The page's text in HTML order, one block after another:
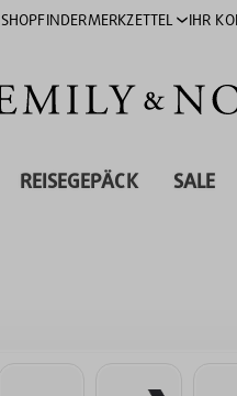
SHOPFINDERMERKZETTEL IHR
REISEGEPÄCK SALE